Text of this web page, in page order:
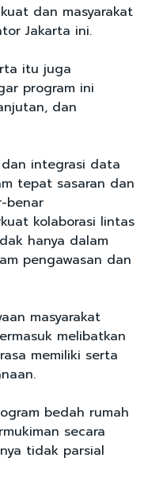
dan masyarakat
Jakarta ini.
itu juga
program ini
dan
integrasi data
tepat sasaran dan
benar
kolaborasi lintas
hanya dalam
pengawasan dan
masyarakat
melibatkan
memiliki serta
bedah rumah
secara
tidak parsial